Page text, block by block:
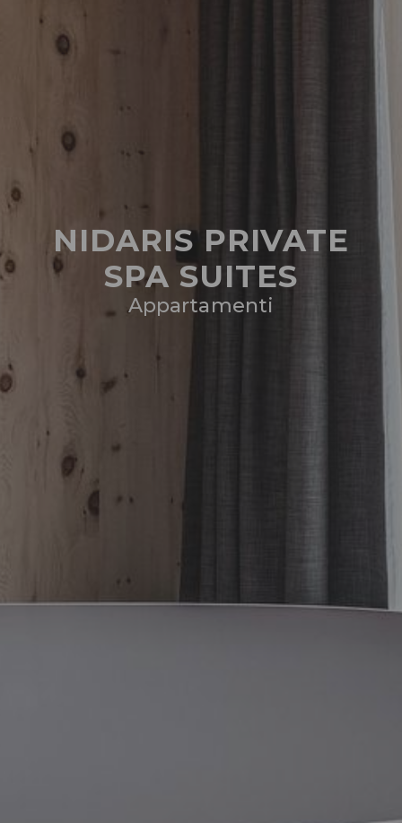
NIDARIS PRIVATE
SPA SUITES
Appartamenti